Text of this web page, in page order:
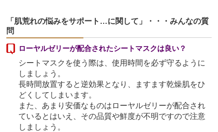
「肌荒れの悩みをサポート…に関して」・・・みんなの質
問
ローヤルゼリーが配合されたシートマスクは良い？
シートマスクを使う際は、使用時間を必ず守るように
しましょう。
長時間放置すると逆効果となり、ますます乾燥肌をひ
どくしてしまいます。
また、あまり安価なものはローヤルゼリーが配合され
ているとはいえ、その品質や鮮度が不明ですので注意
しましょう。